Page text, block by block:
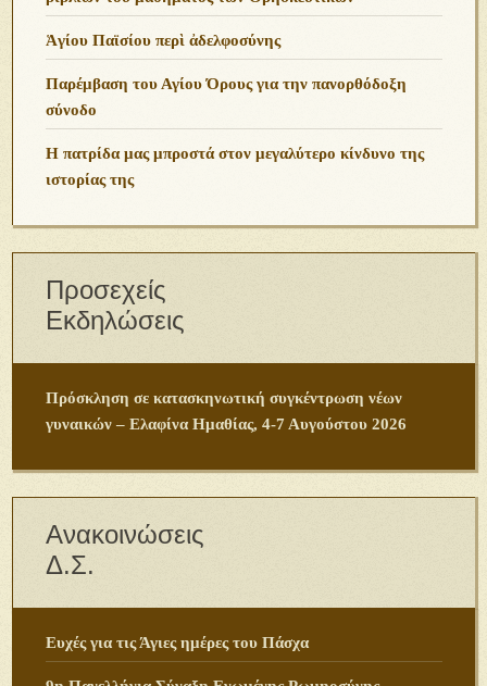
Ἁγίου Παϊσίου περὶ ἀδελφοσύνης
Παρέμβαση του Αγίου Όρους για την πανορθόδοξη
σύνοδο
Η πατρίδα μας μπροστά στον μεγαλύτερο κίνδυνο της
ιστορίας της
Προσεχείς
Εκδηλώσεις
Πρόσκληση σε κατασκηνωτική συγκέντρωση νέων
γυναικών – Ελαφίνα Ημαθίας, 4-7 Αυγούστου 2026
Ανακοινώσεις
Δ.Σ.
Ευχές για τις Άγιες ημέρες του Πάσχα